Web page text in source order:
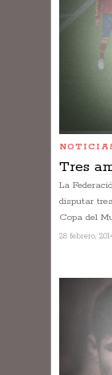
Tres
La
disputar
Copa del
28 febrero,